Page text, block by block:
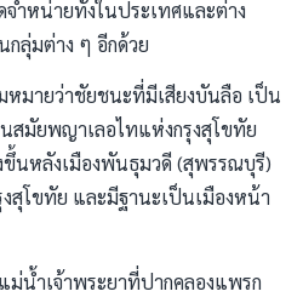
ำหน่ายทั้งในประเทศและต่าง
กลุ่มต่าง ๆ อีกด้วย
มายว่าชัยชนะที่มีเสียงบันลือ เป็น
นสมัยพญาเลอไทแห่งกรุงสุโขทัย
ขึ้นหลังเมืองพันธุมวดี (สุพรรณบุรี)
สุโขทัย และมีฐานะเป็นเมืองหน้า
ม่น้ำเจ้าพระยาที่ปากคลองแพรก